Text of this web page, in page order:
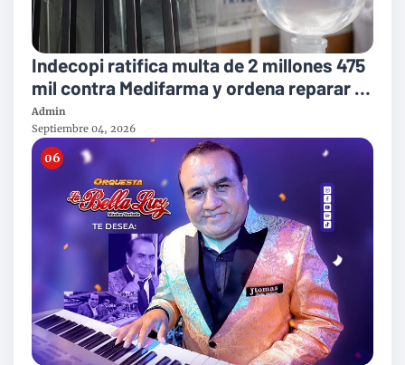
Indecopi ratifica multa de 2 millones 475
mil contra Medifarma y ordena reparar a
victimas del suero defectuoso
Admin
Septiembre 04, 2026